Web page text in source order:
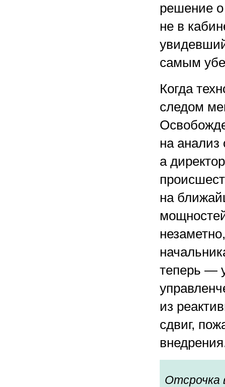
решение
не в
самым
Когда
следом
на анализ
а
на
теперь —
из
сдвиг,
Отсрочка